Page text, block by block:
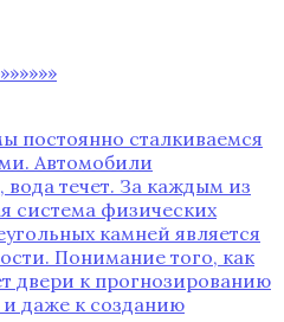
постоянно сталкиваемся
Автомобили
вода течет. За каждым из
система физических
камней является
Понимание того, как
двери к прогнозированию
и даже к созданию